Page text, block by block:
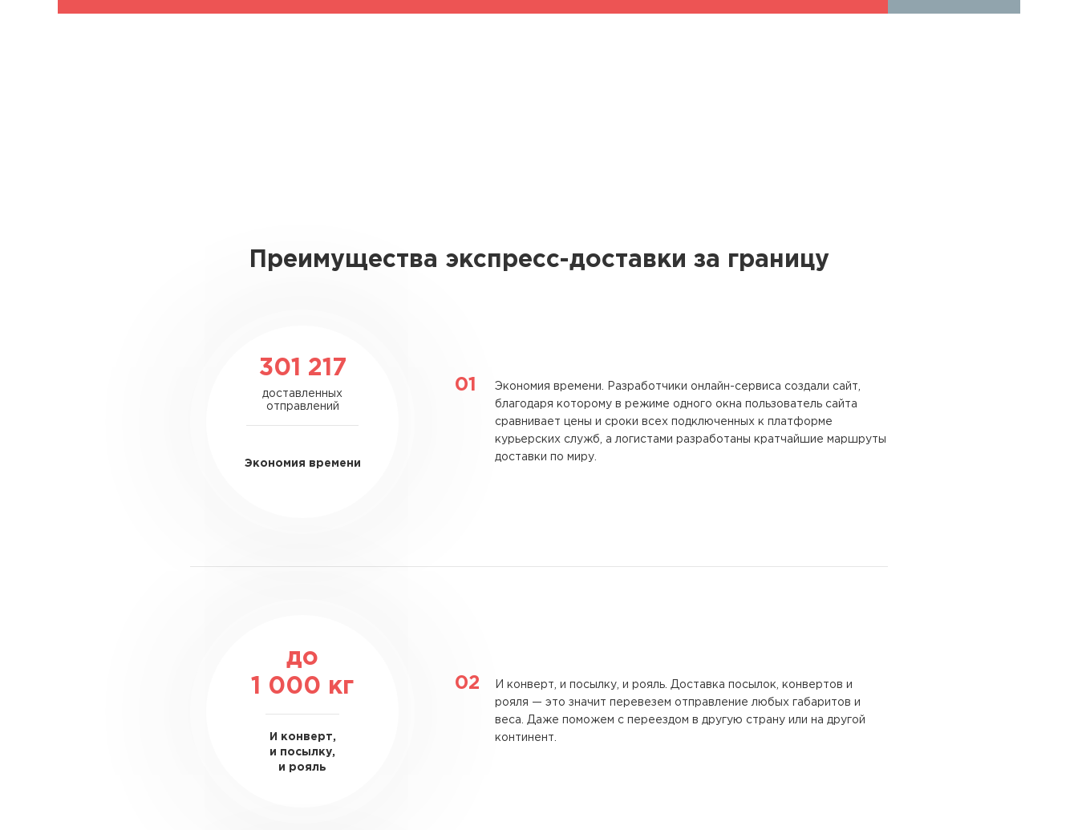
Преимущества экспресс-доставки за границу
301 217
доставленных
отправлений
Экономия времени
Экономия времени.
Разработчики онлайн-сервиса создали сайт,
благодаря которому в режиме одного окна пользователь сайта
сравнивает цены и сроки всех подключенных к платформе
курьерских служб, а логистами разработаны кратчайшие маршруты
доставки по миру.
до
1 000 кг
И конверт,
и посылку,
и рояль
И конверт, и посылку, и рояль.
Доставка посылок, конвертов и
рояля — это значит перевезем отправление любых габаритов и
веса. Даже поможем с переездом в другую страну или на другой
континент.